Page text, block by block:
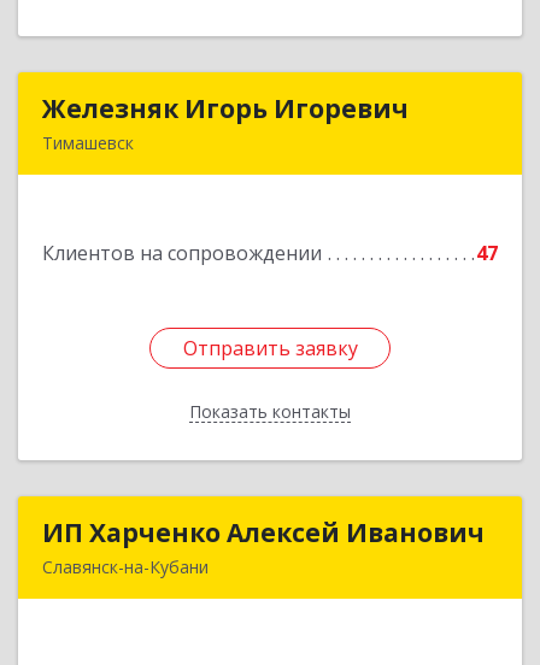
Железняк Игорь Игоревич
Тимашевск
Клиентов на сопровождении 47
Отправить заявку
Показать контакты
Железняк Игорь Игоревич
Подробнее
Отправить заявку
Назад
ИП Харченко Алексей Иванович
Славянск-на-Кубани
ИП Харченко Алексей Иванович